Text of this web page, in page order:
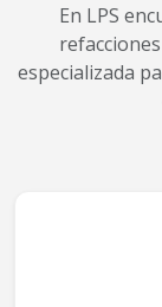
En LPS
especializada